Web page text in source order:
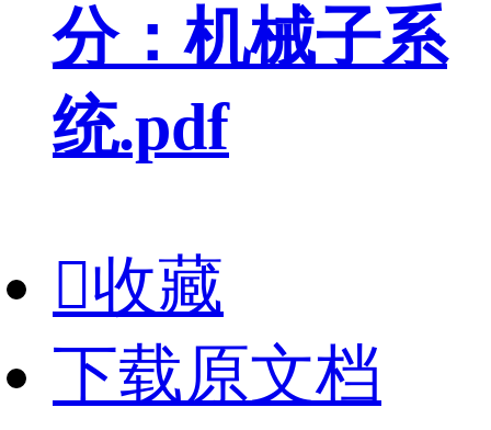
分：机械子系
统.pdf
收藏
下载原文档